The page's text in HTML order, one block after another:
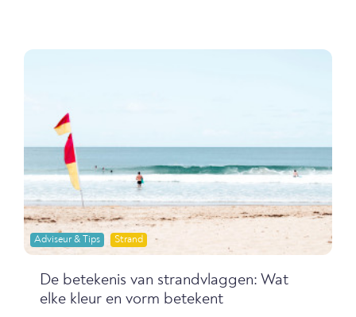
Adviseur & Tips Strand
De betekenis van strandvlaggen: Wat
elke kleur en vorm betekent